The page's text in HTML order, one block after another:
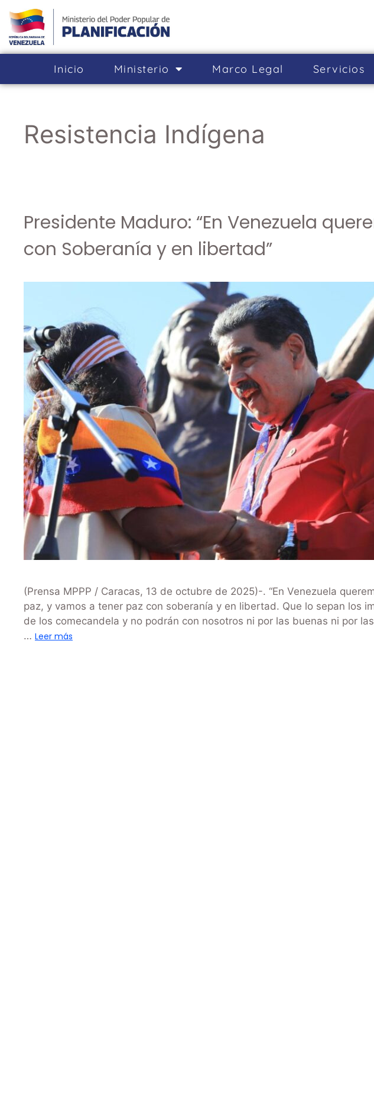
Inicio Ministerio Marco Legal Servicios
Resistencia Indígena
Presidente Maduro: “En Venezuela
con Soberanía y en libertad”
(Prensa MPPP / Caracas, 13 de octubre de 2025)-. “En Venezuela
paz, y vamos a tener paz con soberanía y en libertad. Que lo sepan los
de los comecandela y no podrán con nosotros ni por las buenas ni por
… Leer más